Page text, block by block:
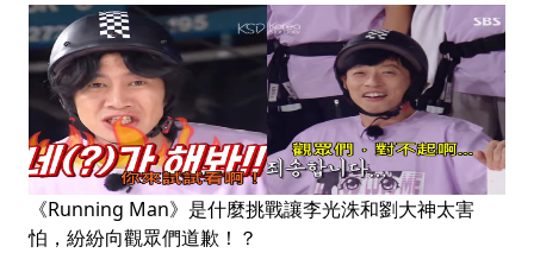
《Running Man》是什麼挑戰讓李光洙和劉大神太害
怕，紛紛向觀眾們道歉！？